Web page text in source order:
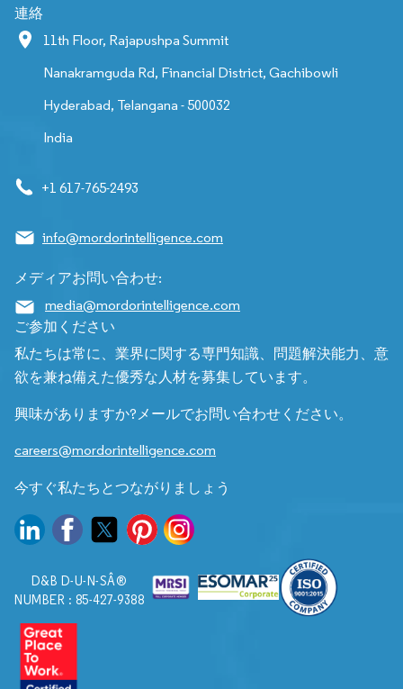
連絡
11th Floor, Rajapushpa Summit
Nanakramguda Rd, Financial District, Gachibowli
Hyderabad, Telangana - 500032
India
+1 617-765-2493
info@mordorintelligence.com
メディアお問い合わせ:
media@mordorintelligence.com
ご参加ください
私たちは常に、業界に関する専門知識、問題解決能力、意
欲を兼ね備えた優秀な人材を募集しています。
興味がありますか?メールでお問い合わせください。
careers@mordorintelligence.com
今すぐ私たちとつながりましょう
D&B D-U-N-SÂ®
NUMBER : 85-427-9388